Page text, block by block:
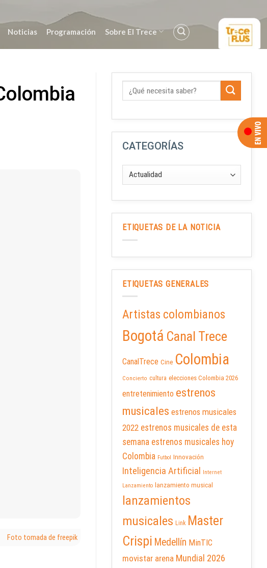
Noticias Programación Sobre El Trece
Foto tomada de freepik
CATEGORÍAS
ETIQUETAS DE LA NOTICIA
ETIQUETAS GENERALES
Artistas colombianos
Bogotá Canal Trece
CanalTrece Cine Colombia
Concierto cultura elecciones Colombia 2026
entretenimiento estrenos
musicales estrenos musicales
2022 estrenos musicales de esta
semana estrenos musicales hoy
Colombia Futbol Innovación
Inteligencia Artificial
Internet
Lanzamiento
lanzamiento musical
lanzamientos
musicales Link Master
Crispi Medellín MinTIC
movistar arena Mundial 2026